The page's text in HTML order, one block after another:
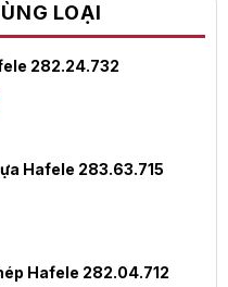
LOẠI
282.24.732
₫.
Hafele 283.63.715
₫.Hafele 282.04.712